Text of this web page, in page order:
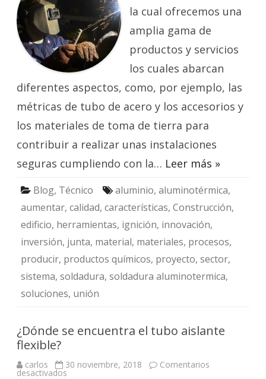
la cual ofrecemos una
amplia gama de
productos y servicios
los cuales abarcan
diferentes aspectos, como, por ejemplo, las
métricas de tubo de acero y los accesorios y
los materiales de toma de tierra para
contribuir a realizar unas instalaciones
seguras cumpliendo con la… Leer más »
Blog, Técnico aluminio, aluminotérmica,
aumentar, calidad, características, Construcción,
edificio, herramientas, ignición, innovación,
inversión, junta, material, materiales, procesos,
producir, productos químicos, proyecto, sector,
sistema, soldadura, soldadura aluminotermica,
soluciones, unión
¿Dónde se encuentra el tubo aislante
flexible?
carlos 30 noviembre, 2018 Comentarios
desactivados